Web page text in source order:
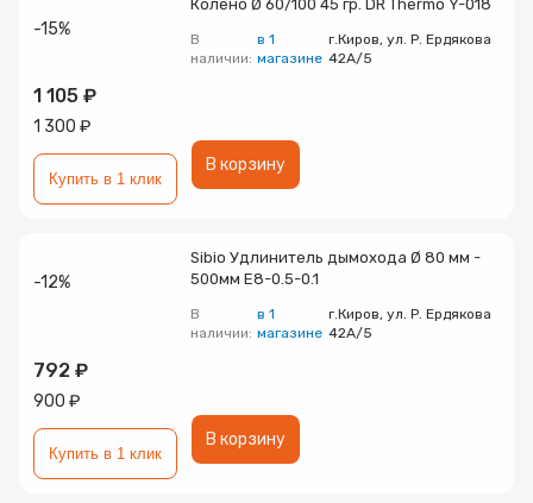
-15%
Колено Ø 60/100 45 гр. DR Thermo Y-018
В
наличии:
в 1
магазине
г.Киров, ул. Р. Ердякова
42А/5
1 105 ₽
1 300 ₽
В корзину
Купить в 1 клик
-12%
Sibio Удлинитель дымохода Ø 80 мм -
500мм E8-0.5-0.1
В
наличии:
в 1
магазине
г.Киров, ул. Р. Ердякова
42А/5
792 ₽
900 ₽
В корзину
Купить в 1 клик